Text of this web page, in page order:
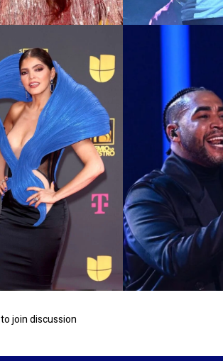
to join discussion